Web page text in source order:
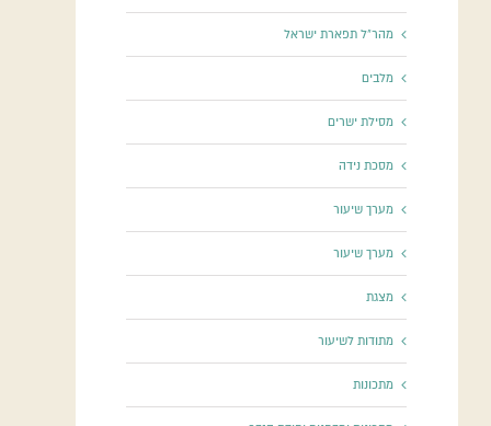
מהר"ל תפארת ישראל
מלבים
מסילת ישרים
מסכת נידה
מערך שיעור
מערך שיעור
מצגת
מתודות לשיעור
מתכונות